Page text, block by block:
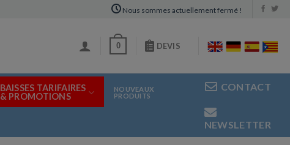
Nous sommes actuellement fermé !
0 DEVIS
BAISSES TARIFAIRES
& PROMOTIONS
NOUVEAUX
PRODUITS
CONTACT
NEWSLETTER